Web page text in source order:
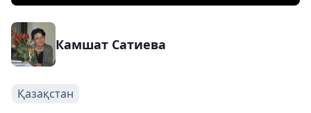
Камшат Сатиева
Қазақстан